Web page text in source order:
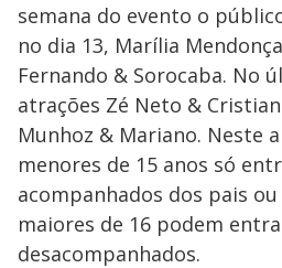
semana do evento o
no dia 13, Marília
Fernando & Sorocaba. No
atrações Zé Neto &
Munhoz & Mariano. Neste
menores de 15 anos só
acompanhados dos pais
maiores de 16 podem
desacompanhados.